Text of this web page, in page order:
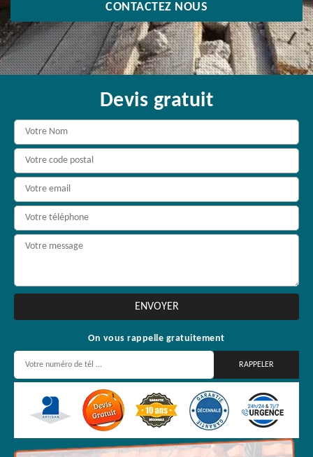
CONTACTEZ NOUS
Devis gratuit
On vous rappelle gratuitement